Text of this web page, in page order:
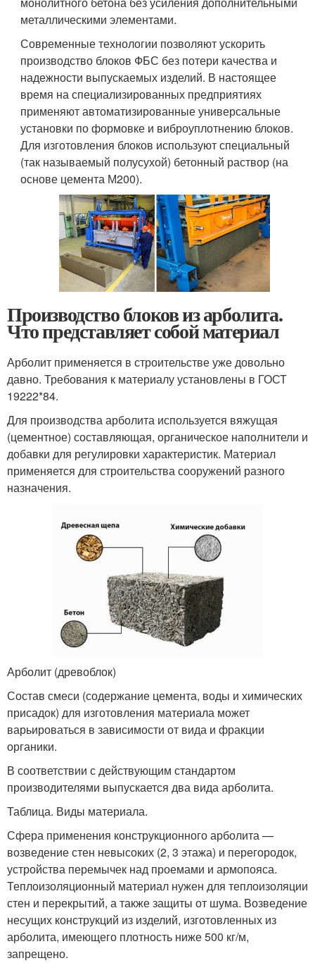
металлическими элементами.
Современные технологии позволяют ускорить
производство блоков ФБС без потери качества и
надежности выпускаемых изделий. В настоящее
время на специализированных предприятиях
применяют автоматизированные универсальные
установки по формовке и виброуплотнению блоков.
Для изготовления блоков используют специальный
(так называемый полусухой) бетонный раствор (на
основе цемента М200).
Производство блоков из арболита.
Что представляет собой материал
Арболит применяется в строительстве уже довольно
давно. Требования к материалу установлены в ГОСТ
19222*84.
Для производства арболита используется вяжущая
(цементное) составляющая, органическое наполнители и
добавки для регулировки характеристик. Материал
применяется для строительства сооружений разного
назначения.
Арболит (древоблок)
Состав смеси (содержание цемента, воды и химических
присадок) для изготовления материала может
варьироваться в зависимости от вида и фракции
органики.
В соответствии с действующим стандартом
производителями выпускается два вида арболита.
Таблица. Виды материала.
Сфера применения конструкционного арболита —
возведение стен невысоких (2, 3 этажа) и перегородок,
устройства перемычек над проемами и армопояса.
Теплоизоляционный материал нужен для теплоизоляции
стен и перекрытий, а также защиты от шума. Возведение
несущих конструкций из изделий, изготовленных из
арболита, имеющего плотность ниже 500 кг/м,
запрещено.